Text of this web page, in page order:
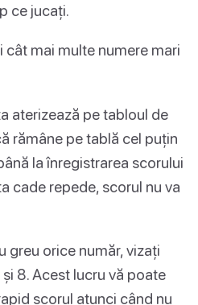
ce jucați.
cât mai multe numere mari
aterizează pe tabloul de
rămâne pe tablă cel puțin
la înregistrarea scorului
cade repede, scorul nu va
greu orice număr, vizați
8. Acest lucru vă poate
scorul atunci când nu